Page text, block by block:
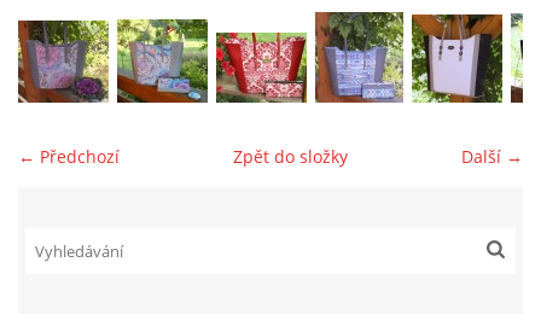
← Předchozí Další →
Zpět do složky